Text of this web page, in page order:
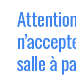
salle à